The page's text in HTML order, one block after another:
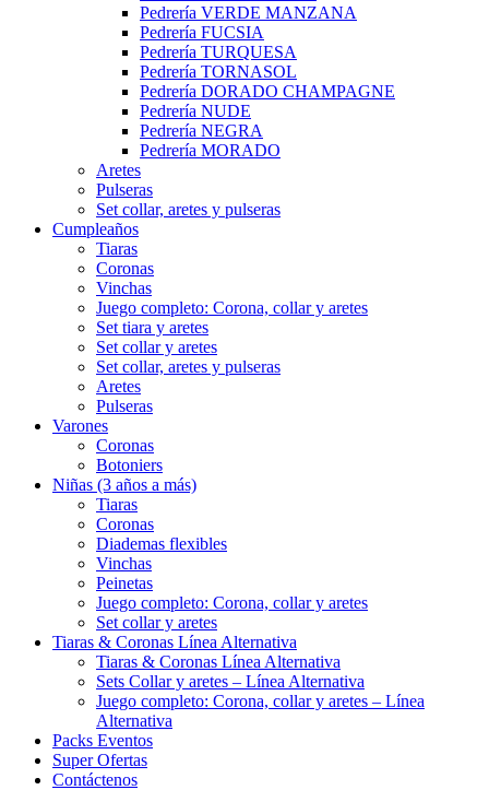
Pedrería VERDE MANZANA
Pedrería FUCSIA
Pedrería TURQUESA
Pedrería TORNASOL
Pedrería DORADO CHAMPAGNE
Pedrería NUDE
Pedrería NEGRA
Pedrería MORADO
Aretes
Pulseras
Set collar, aretes y pulseras
Cumpleaños
Tiaras
Coronas
Vinchas
Juego completo: Corona, collar y aretes
Set tiara y aretes
Set collar y aretes
Set collar, aretes y pulseras
Aretes
Pulseras
Varones
Coronas
Botoniers
Niñas (3 años a más)
Tiaras
Coronas
Diademas flexibles
Vinchas
Peinetas
Juego completo: Corona, collar y aretes
Set collar y aretes
Tiaras & Coronas Línea Alternativa
Tiaras & Coronas Línea Alternativa
Sets Collar y aretes – Línea Alternativa
Juego completo: Corona, collar y aretes – Línea
Alternativa
Packs Eventos
Super Ofertas
Contáctenos